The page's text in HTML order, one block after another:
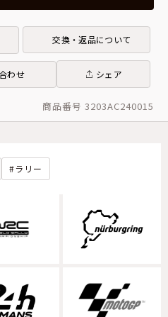
交換・返品について
わせ シェア
商品番号 3203AC240015
ラリー